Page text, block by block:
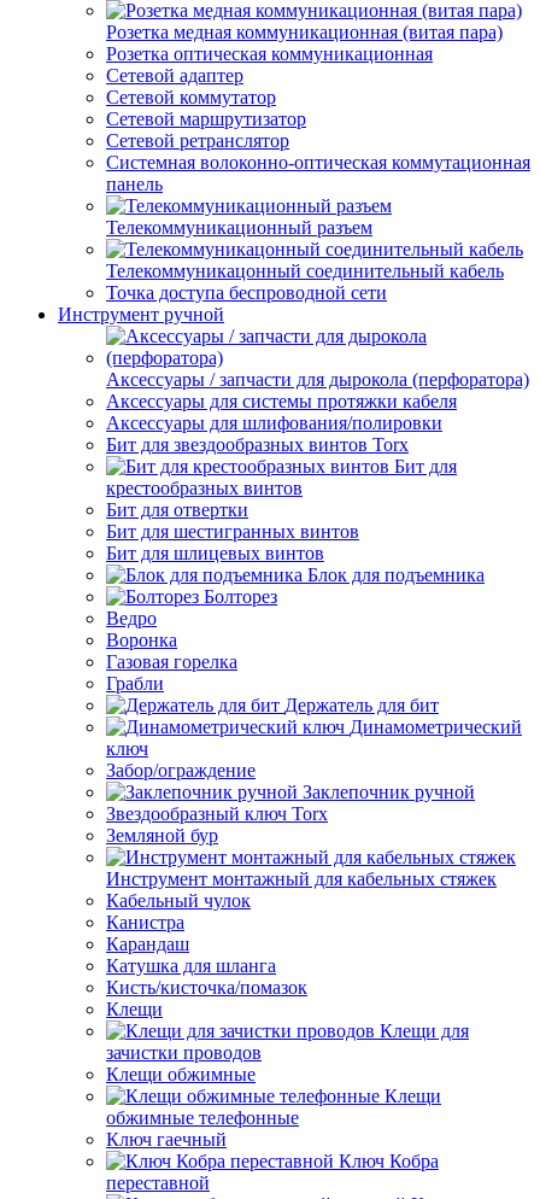
Розетка медная коммуникационная (витая пара)
Розетка оптическая коммуникационная
Сетевой адаптер
Сетевой коммутатор
Сетевой маршрутизатор
Сетевой ретранслятор
Системная волоконно-оптическая коммутационная
панель
Телекоммуникационный разъем
Телекоммуникацонный соединительный кабель
Точка доступа беспроводной сети
Инструмент ручной
Аксессуары / запчасти для дырокола (перфоратора)
Аксессуары для системы протяжки кабеля
Аксессуары для шлифования/полировки
Бит для звездообразных винтов Torx
Бит для
крестообразных винтов
Бит для отвертки
Бит для шестигранных винтов
Бит для шлицевых винтов
Блок для подъемника
Болторез
Ведро
Воронка
Газовая горелка
Грабли
Держатель для бит
Динамометрический
ключ
Забор/ограждение
Заклепочник ручной
Звездообразный ключ Torx
Земляной бур
Инструмент монтажный для кабельных стяжек
Кабельный чулок
Канистра
Карандаш
Катушка для шланга
Кисть/кисточка/помазок
Клещи
Клещи для
зачистки проводов
Клещи обжимные
Клещи
обжимные телефонные
Ключ гаечный
Ключ Кобра
переставной